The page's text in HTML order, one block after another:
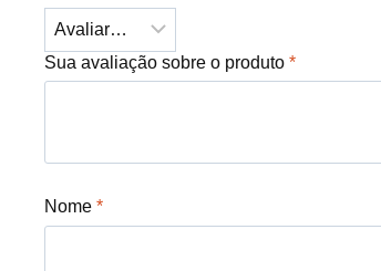
Sua avaliação sobre o produto*
Nome*